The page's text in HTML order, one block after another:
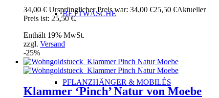
BETTWÄSCHE
PFLANZHÄNGER & MOBILÉS
34,00€ Ursprünglicher Preis war: 34,00 €25,50 €Aktueller
Preis ist: 25,50 €.
Enthält 19% MwSt.
zzgl. Versand
-25%
Klammer ‘Pinch’ Natur von Moebe